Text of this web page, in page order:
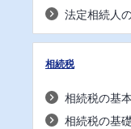
法定相続人
相続税
相続税の基本
相続税の基